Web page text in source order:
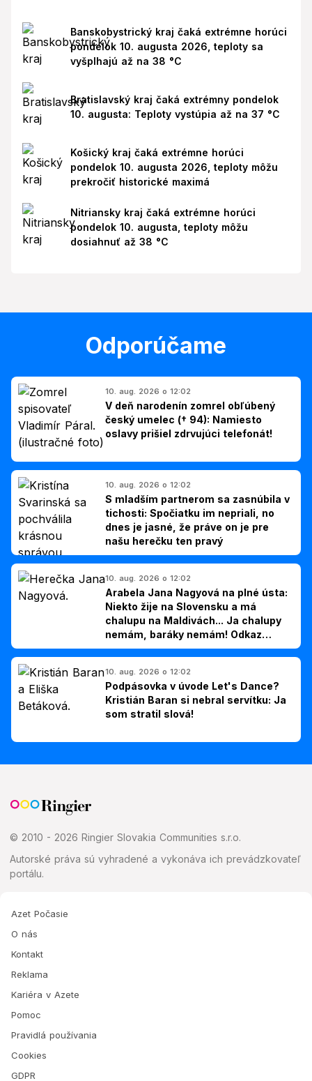
Banskobystrický kraj čaká extrémne horúci
pondelok 10. augusta 2026, teploty sa
vyšplhajú až na 38 °C
Bratislavský kraj čaká extrémny pondelok
10. augusta: Teploty vystúpia až na 37 °C
Košický kraj čaká extrémne horúci
pondelok 10. augusta 2026, teploty môžu
prekročiť historické maximá
Nitriansky kraj čaká extrémne horúci
pondelok 10. augusta, teploty môžu
dosiahnuť až 38 °C
Odporúčame
10. aug. 2026 o 12:02
V deň narodenín zomrel obľúbený
český umelec († 94): Namiesto
oslavy prišiel zdrvujúci telefonát!
10. aug. 2026 o 12:02
S mladším partnerom sa zasnúbila v
tichosti: Spočiatku im nepriali, no
dnes je jasné, že práve on je pre
našu herečku ten pravý
10. aug. 2026 o 12:02
Arabela Jana Nagyová na plné ústa:
Niekto žije na Slovensku a má
chalupu na Maldivách... Ja chalupy
nemám, baráky nemám! Odkaz
Slovákom
10. aug. 2026 o 12:02
Podpásovka v úvode Let's Dance?
Kristián Baran si nebral servítku: Ja
som stratil slová!
© 2010 - 2026 Ringier Slovakia Communities s.r.o.
Autorské práva sú vyhradené a vykonáva ich prevádzkovateľ
portálu.
Azet Počasie
O nás
Kontakt
Reklama
Kariéra v Azete
Pomoc
Pravidlá používania
Cookies
GDPR